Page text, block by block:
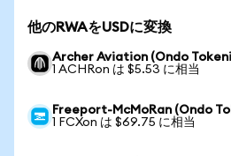
他のRWAをUSDに変換
Archer Aviation (Ondo
1 ACHRon は $5.53 に相当
Freeport-McMoRan (Ondo
1 FCXon は $69.75 に相当